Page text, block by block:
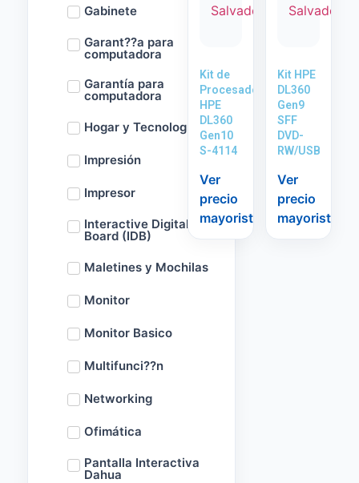
Gabinete
Garant??a para
computadora
Garantía para
computadora
Hogar y Tecnología
Impresión
Impresor
Interactive Digital
Board (IDB)
Maletines y Mochilas
Monitor
Monitor Basico
Multifunci??n
Networking
Ofimática
Pantalla Interactiva
Dahua
Kit de
Procesador
HPE
DL360
Gen10
S-4114
Ver
precio
mayorista
Kit HPE
DL360
Gen9
SFF
DVD-
RW/USB
Ver
precio
mayorista